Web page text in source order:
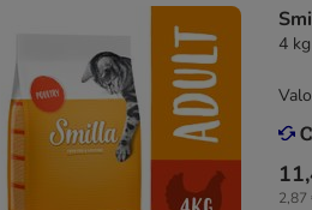
4 kg
2,87